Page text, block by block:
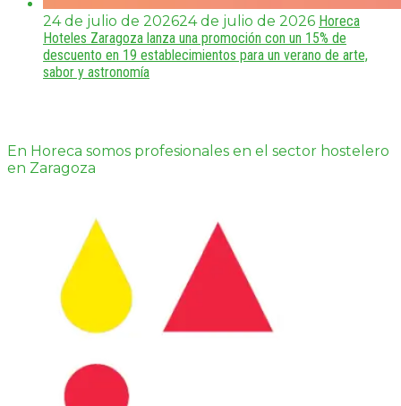
24 de julio de 202624 de julio de 2026 Horeca
Hoteles Zaragoza lanza una promoción con un 15% de
descuento en 19 establecimientos para un verano de arte,
sabor y astronomía
En Horeca somos profesionales en el sector hostelero
en Zaragoza